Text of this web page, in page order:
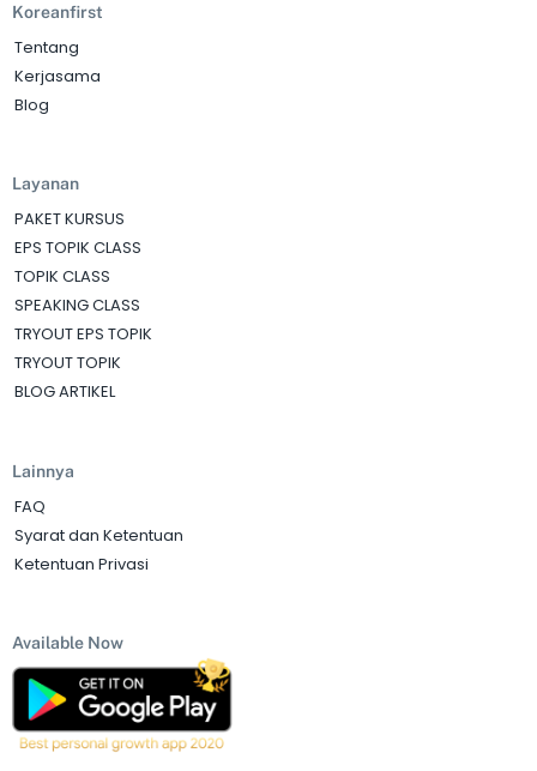
Koreanfirst
Tentang
Kerjasama
Blog
Layanan
PAKET KURSUS
EPS TOPIK CLASS
TOPIK CLASS
SPEAKING CLASS
TRYOUT EPS TOPIK
TRYOUT TOPIK
BLOG ARTIKEL
Lainnya
FAQ
Syarat dan Ketentuan
Ketentuan Privasi
Available Now